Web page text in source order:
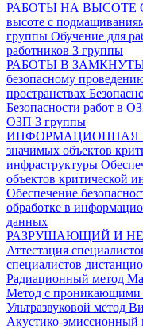
РАБОТЫ НА ВЫСОТЕ
высоте с
группы Обучение для
работников 3 группы
РАБОТЫ В
безопасному
пространствах
Безопасности работ в
ОЗП 3 группы
ИНФОРМАЦИОННАЯ
значимых объектов
инфраструктуры
объектов критической
Обеспечение
обработке в
данных
РАЗРУШАЮЩИЙ И
Аттестация
специалистов
Радиационный метод
Метод с проникающими
Ультразвуковой метод
Акустико-эмиссионный